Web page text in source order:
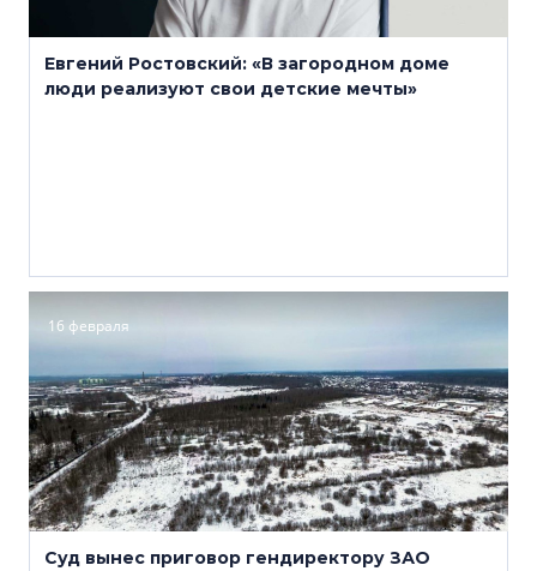
Евгений Ростовский: «В загородном доме
люди реализуют свои детские мечты»
16 февраля
Суд вынес приговор гендиректору ЗАО